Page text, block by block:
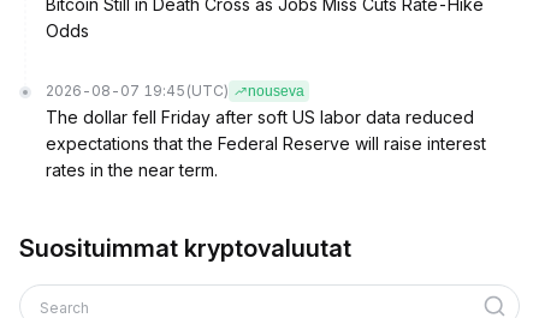
Bitcoin Still in Death Cross as Jobs Miss Cuts Rate-Hike
Odds
2026-08-07 19:45 (UTC) nouseva
The dollar fell Friday after soft US labor data reduced
expectations that the Federal Reserve will raise interest
rates in the near term.
Suosituimmat kryptovaluutat
Search